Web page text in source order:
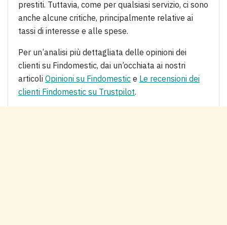
prestiti. Tuttavia, come per qualsiasi servizio, ci sono
anche alcune critiche, principalmente relative ai
tassi di interesse e alle spese.
Per un’analisi più dettagliata delle opinioni dei
clienti su Findomestic, dai un’occhiata ai nostri
articoli Opinioni su Findomestic e Le recensioni dei
clienti Findomestic su Trustpilot.